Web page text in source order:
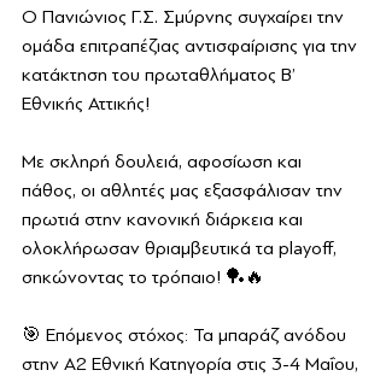
Ο Πανιώνιος Γ.Σ. Σμύρνης συγχαίρει την
ομάδα επιτραπέζιας αντισφαίρισης για την
κατάκτηση του πρωταθλήματος Β’
Εθνικής Αττικής!
Με σκληρή δουλειά, αφοσίωση και
πάθος, οι αθλητές μας εξασφάλισαν την
πρωτιά στην κανονική διάρκεια και
ολοκλήρωσαν θριαμβευτικά τα playoff,
σηκώνοντας το τρόπαιο! 🏓🔥
🎯 Επόμενος στόχος: Τα μπαράζ ανόδου
στην Α2 Εθνική Κατηγορία στις 3-4 Μαΐου,